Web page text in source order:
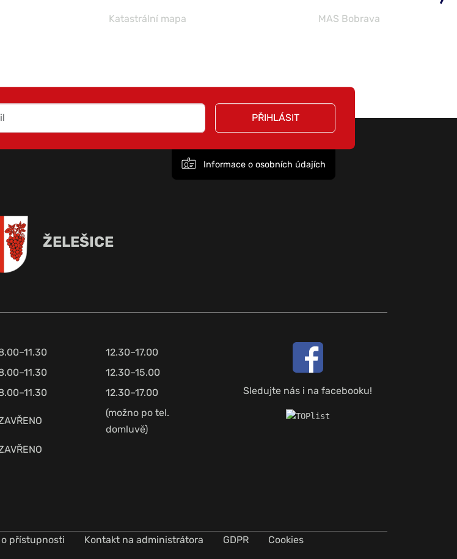
Katastrální mapa MAS Bobrava
PŘIHLÁSIT
Informace o osobních údajích
ŽELEŠICE
12.30–17.00
12.30–15.00
12.30–17.00
(možno po tel.
domluvě)
Sledujte nás i na facebooku!
přístupnosti Kontakt na administrátora GDPR Cookies